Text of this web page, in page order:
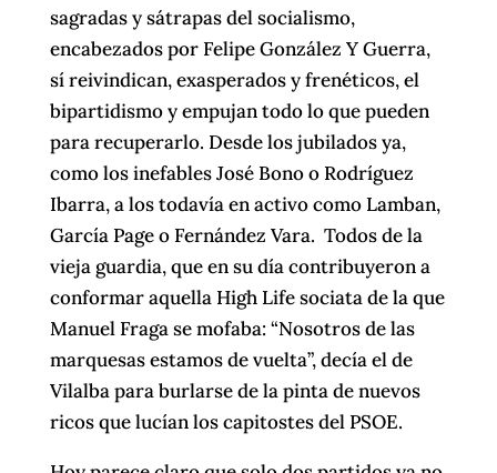
sagradas y sátrapas del socialismo,
encabezados por Felipe González Y Guerra,
sí reivindican, exasperados y frenéticos, el
bipartidismo y empujan todo lo que pueden
para recuperarlo. Desde los jubilados ya,
como los inefables José Bono o Rodríguez
Ibarra, a los todavía en activo como Lamban,
García Page o Fernández Vara. Todos de la
vieja guardia, que en su día contribuyeron a
conformar aquella High Life sociata de la que
Manuel Fraga se mofaba: “Nosotros de las
marquesas estamos de vuelta”, decía el de
Vilalba para burlarse de la pinta de nuevos
ricos que lucían los capitostes del PSOE.